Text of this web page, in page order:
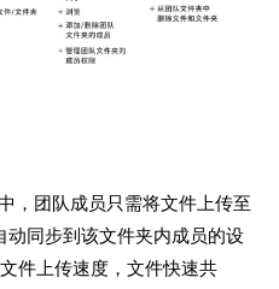
，团队成员只需将文件上传至
同步到该文件夹内成员的设
件上传速度，文件快速共